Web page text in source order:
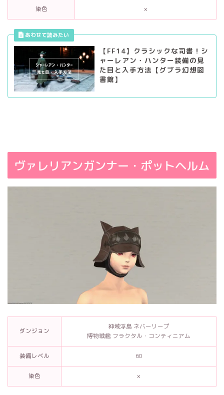
染色 ×
【FF14】クラシックな司書！シ
ャーレアン・ハンター装備の見
た目と入手方法【グブラ幻想図
書館】
ヴァレリアンガンナー・ポットヘルム
ダンジョン
神域浮島 ネバーリープ
博物戦艦 フラクタル・コンティニアム
装備レベル 60
染色 ×